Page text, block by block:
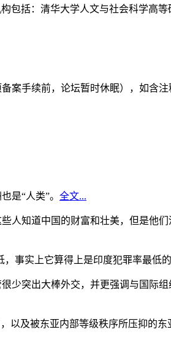
包括：清华大学人文与社会科学高等
案手续前，论坛暂时休眠），如含注
是“人类”。 全文...
人知道中国的财富和壮美，但是他
事实上它算得上是印度犯罪率最低的
少突出大棒外交，并更强调与国际
以及被东亚内部等级秩序所压抑的